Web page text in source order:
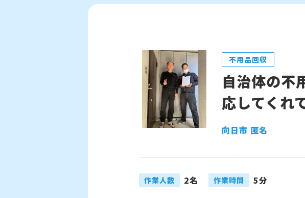
不用品回収
自治体の不
応してくれ
向日市 匿名
作業人数 2名 作業時間 5分